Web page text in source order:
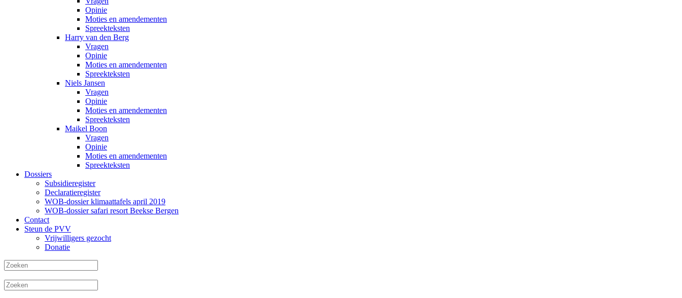
Opinie
Moties en amendementen
Spreekteksten
Harry van den Berg
Vragen
Opinie
Moties en amendementen
Spreekteksten
Niels Jansen
Vragen
Opinie
Moties en amendementen
Spreekteksten
Maikel Boon
Vragen
Opinie
Moties en amendementen
Spreekteksten
Dossiers
Subsidieregister
Declaratieregister
WOB-dossier klimaattafels april 2019
WOB-dossier safari resort Beekse Bergen
Contact
Steun de PVV
Vrijwilligers gezocht
Donatie